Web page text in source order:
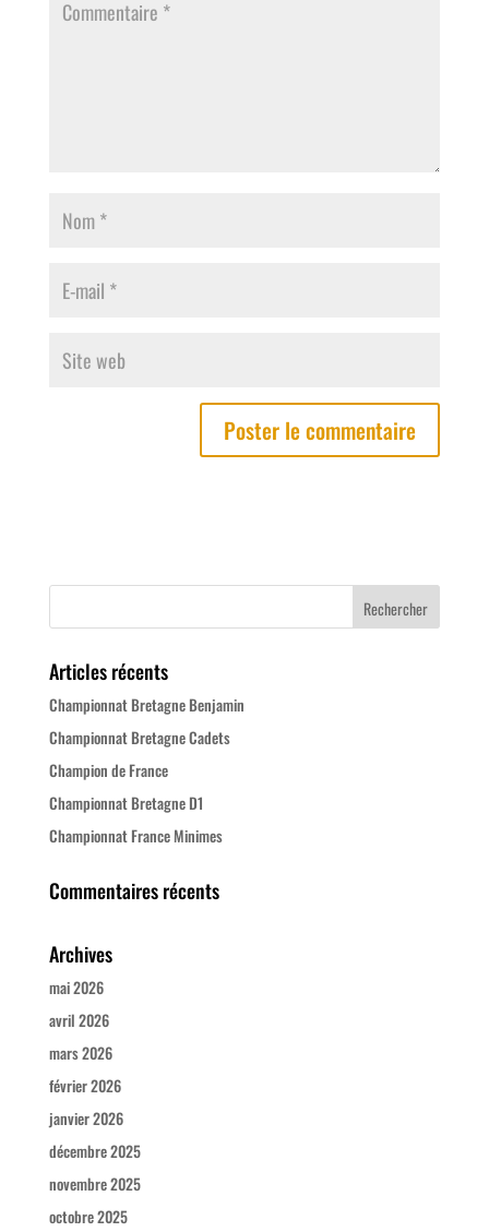
Articles récents
Championnat Bretagne Benjamin
Championnat Bretagne Cadets
Champion de France
Championnat Bretagne D1
Championnat France Minimes
Commentaires récents
Archives
mai 2026
avril 2026
mars 2026
février 2026
janvier 2026
décembre 2025
novembre 2025
octobre 2025